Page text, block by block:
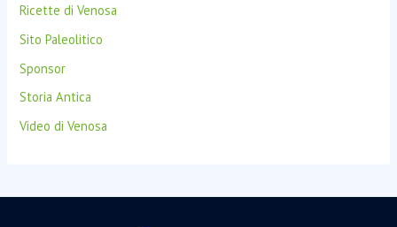
Ricette di Venosa
Sito Paleolitico
Sponsor
Storia Antica
Video di Venosa